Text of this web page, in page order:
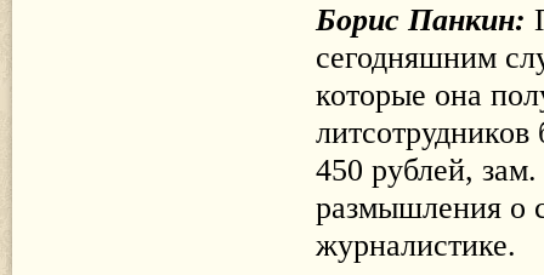
Борис Панкин:
сегодняшним
которые она
450 рублей,
размышления о
журналистике.